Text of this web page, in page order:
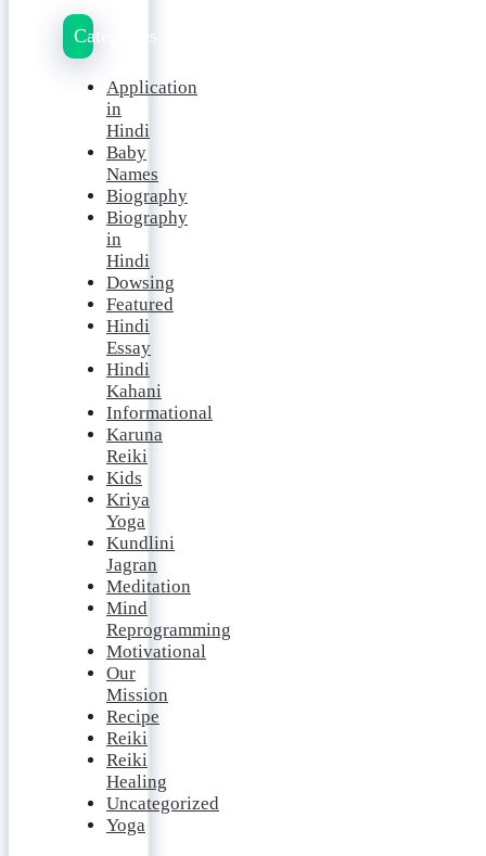
Categories
Application
in
Hindi
Baby
Names
Biography
Biography
in
Hindi
Dowsing
Featured
Hindi
Essay
Hindi
Kahani
Informational
Karuna
Reiki
Kids
Kriya
Yoga
Kundlini
Jagran
Meditation
Mind
Reprogramming
Motivational
Our
Mission
Recipe
Reiki
Reiki
Healing
Uncategorized
Yoga